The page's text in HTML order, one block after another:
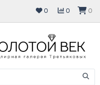
0 0 0